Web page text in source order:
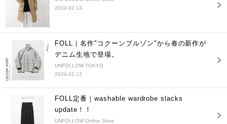
2024.02.13
FOLL｜名作"コクーンブルゾン"から春の新作が
デニム生地で登場。
UNFOLLOW TOKYO
2024.02.12
FOLL定番｜washable wardrobe slacks
update！！
UNFOLLOW Online Store